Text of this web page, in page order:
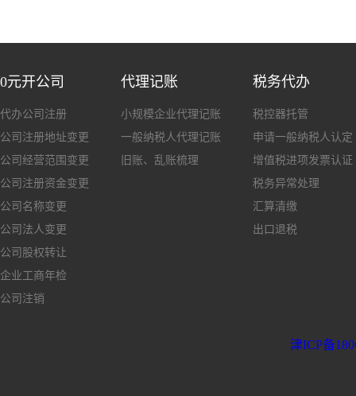
0元开公司
代办公司注册
公司注册地址变更
公司经营范围变更
公司注册资金变更
公司名称变更
公司法人变更
公司股权转让
企业工商年检
公司注销
代理记账
小规模企业代理记账
一般纳税人代理记账
旧账、乱账梳理
税务代办
税控器托管
申请一般纳税人认定
增值税进项发票认证
税务异常处理
汇算清缴
出口退税
津ICP备